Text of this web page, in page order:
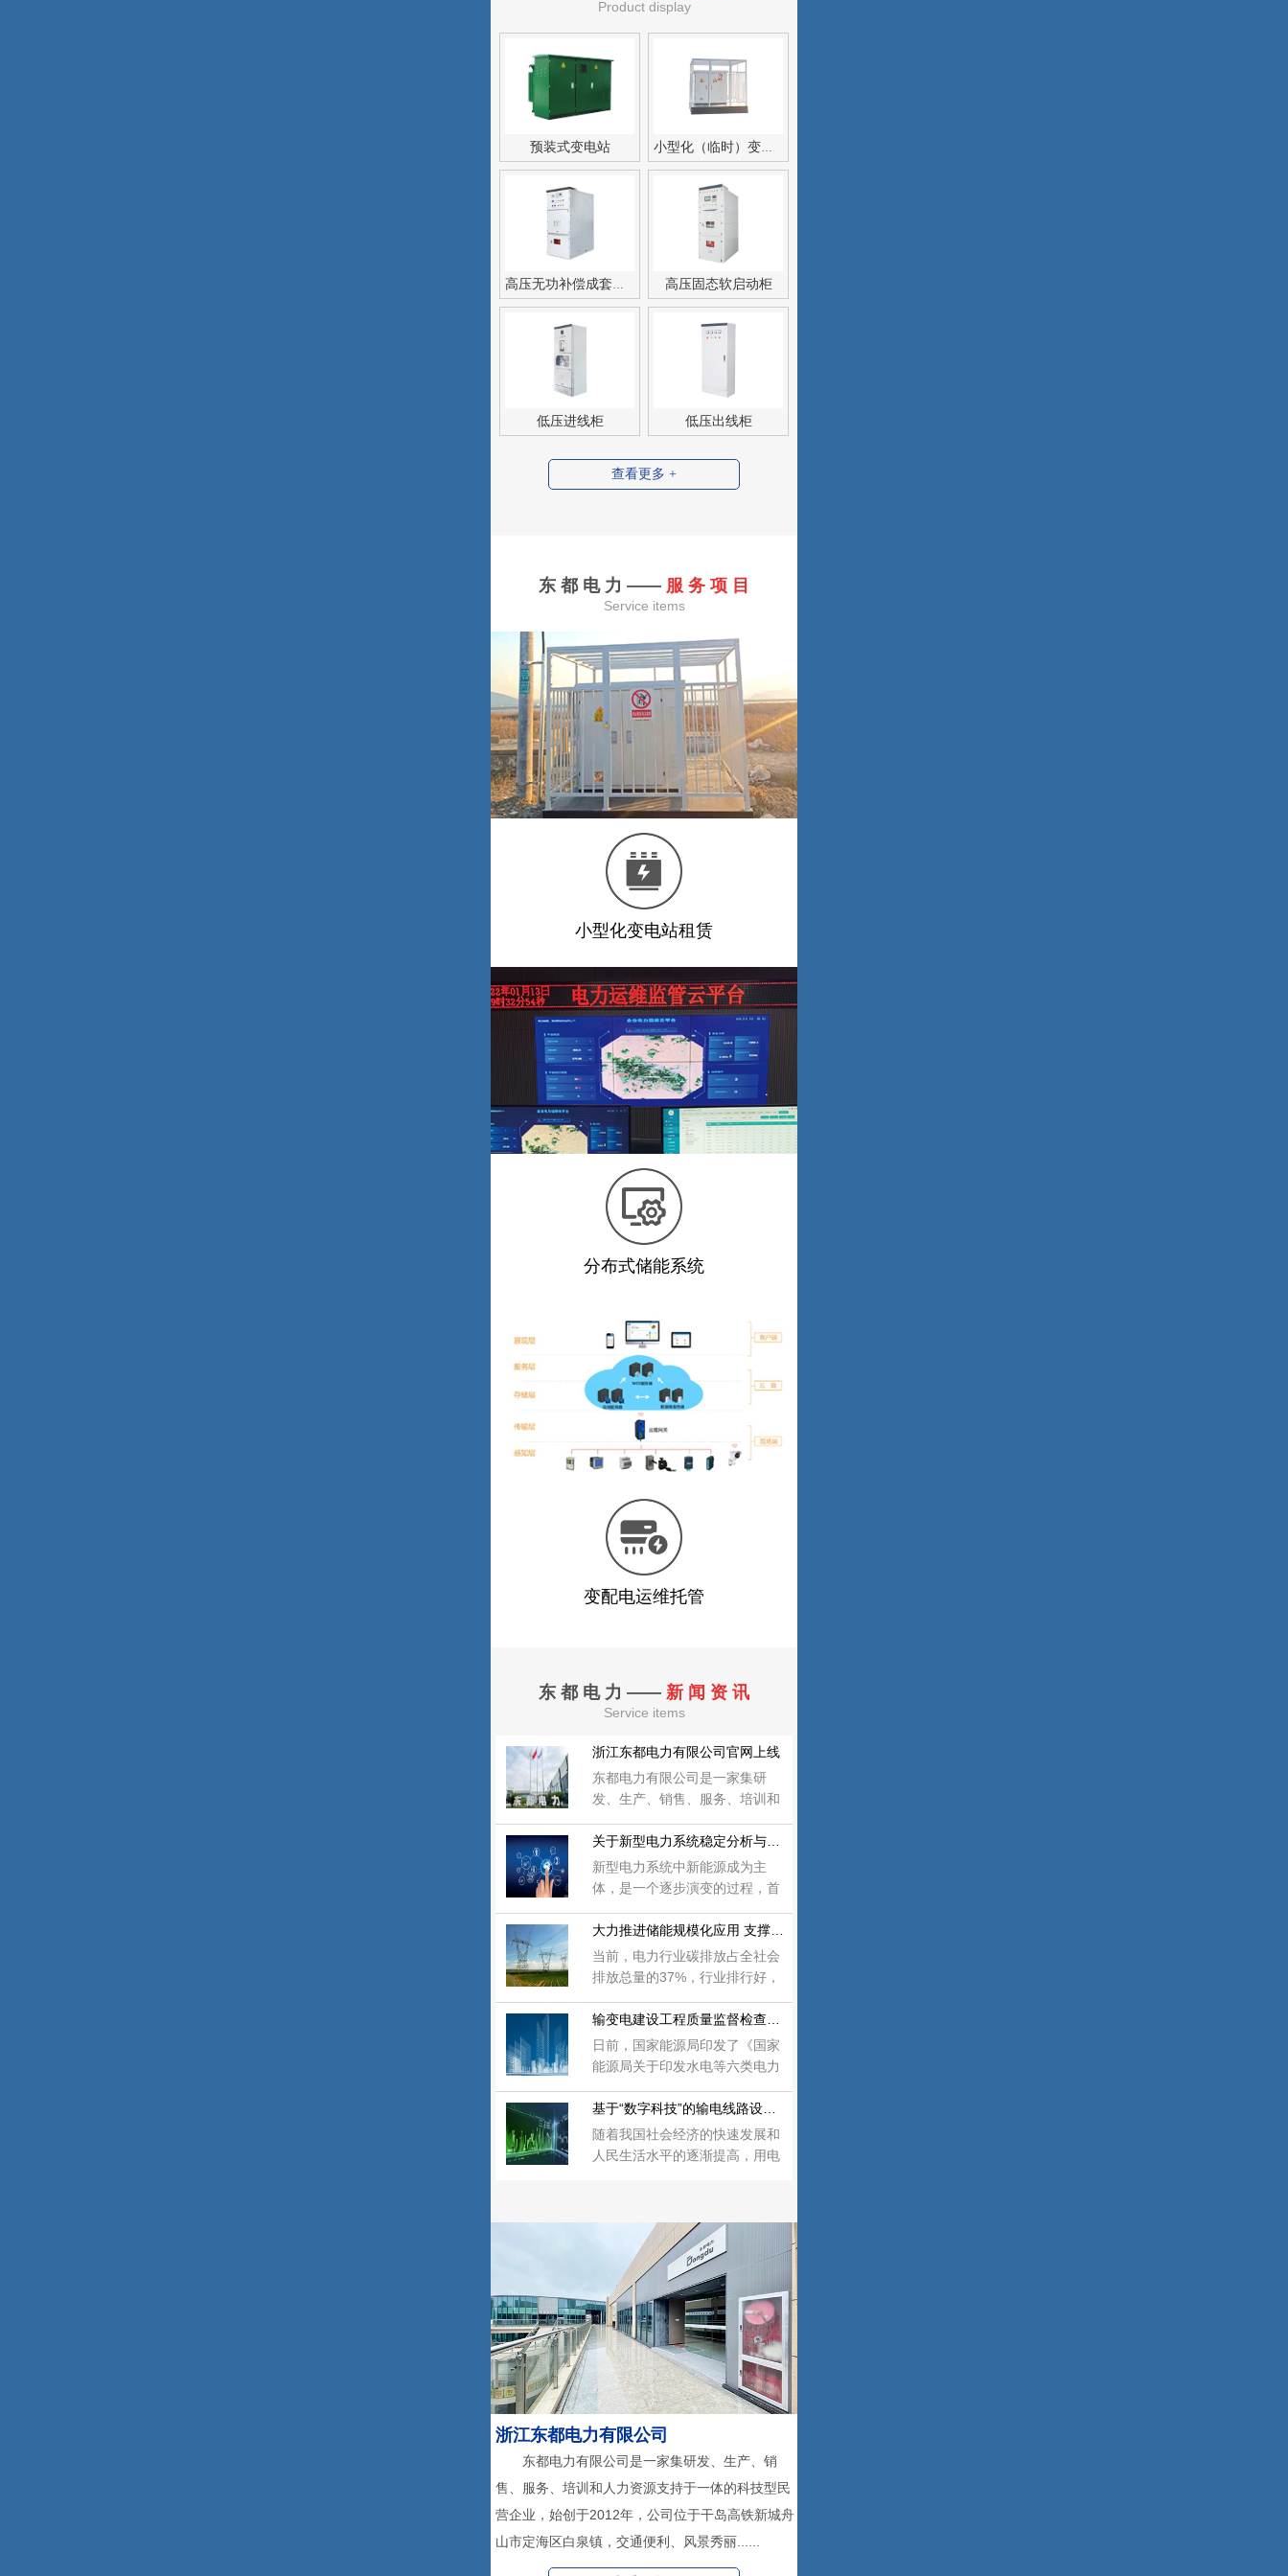
浙江东都电力有限公司
预装式变电站 小型化（临时）变电站
高压无功补偿成套装置 高压固态软启动柜
低压进线柜 低压出线柜
Product display
查看更多 +
东 都 电 力 —— 服 务 项 目
Service items
小型化变电站租赁
分布式储能系统
变配电运维托管
Service items
浙江东都电力有限公司官网上线
东都电力有限公司是一家集研
发、生产、销售、服务、培训和
营企业，始创于2012
关于新型电力系统稳定分析与控制的思考
新型电力系统中新能源成为主
体，是一个逐步演变的过程，首
位，其次新能源发电量
大力推进储能规模化应用 支撑新型电力系统构建
当前，电力行业碳排放占全社会
排放总量的37%，行业排行好，
还可能提升。因此
输变电建设工程质量监督检查大纲（增补本）适用范围界定
日前，国家能源局印发了《国家
能源局关于印发水电等六类电力
知》。据了解，国
基于“数字科技”的输电线路设计手段创新优化
随着我国社会经济的快速发展和
人民生活水平的逐渐提高，用电
东 都 电 力 —— 新 闻 资 讯
东都电力有限公司是一家集研发、生产、销
售、服务、培训和人力资源支持于一体的科技型民
营企业，始创于2012年，公司位于干岛高铁新城舟
山市定海区白泉镇，交通便利、风景秀丽......